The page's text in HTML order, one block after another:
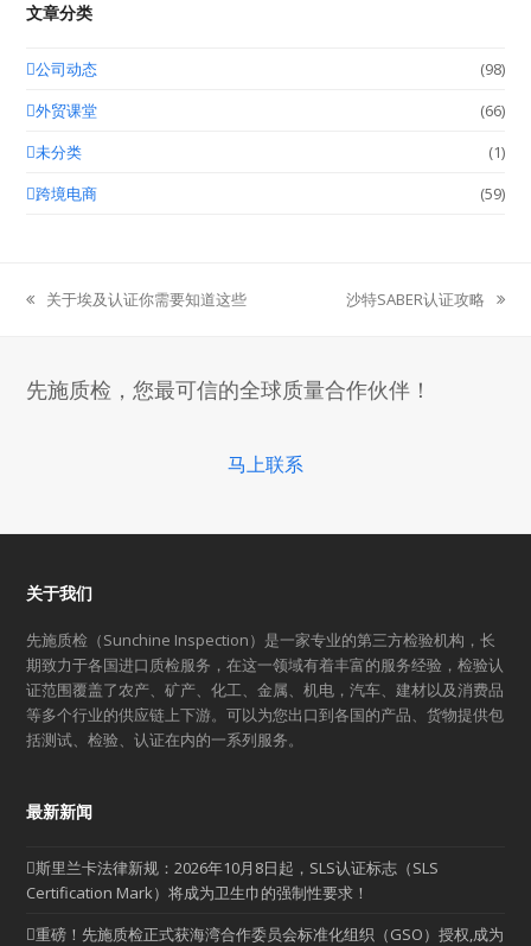
文章分类
公司动态
(98)
外贸课堂
(66)
未分类
(1)
跨境电商
(59)
previous
关于埃及认证你需要知道这些
next
沙特SABER认证攻略
先施质检，您最可信的全球质量合作伙伴！
马上联系
关于我们
先施质检（Sunchine Inspection）是一家专业的第三方检验机构，长
期致力于各国进口质检服务，在这一领域有着丰富的服务经验，检验认
证范围覆盖了农产、矿产、化工、金属、机电，汽车、建材以及消费品
等多个行业的供应链上下游。可以为您出口到各国的产品、货物提供包
括测试、检验、认证在内的一系列服务。
最新新闻
斯里兰卡法律新规：2026年10月8日起，SLS认证标志（SLS
Certification Mark）将成为卫生巾的强制性要求！
重磅！先施质检正式获海湾合作委员会标准化组织（GSO）授权,成为